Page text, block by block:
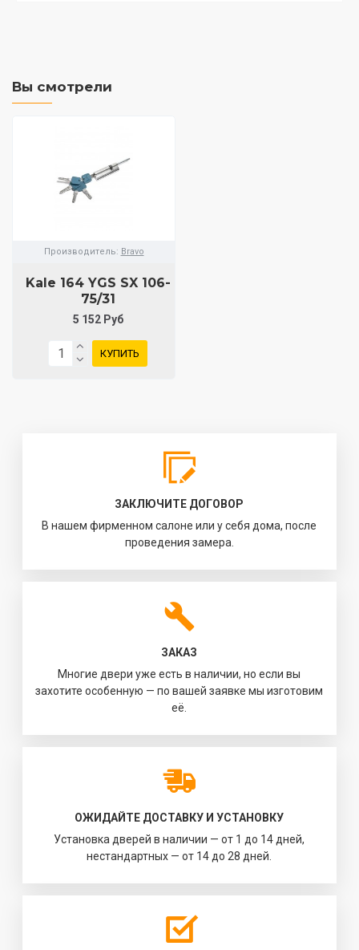
Вы смотрели
Производитель: Bravo
Kale 164 YGS SX 106-
75/31
5 152 Руб
КУПИТЬ
ЗАКЛЮЧИТЕ ДОГОВОР
В нашем фирменном салоне или у себя дома, после
проведения замера.
ЗАКАЗ
Многие двери уже есть в наличии, но если вы
захотите особенную — по вашей заявке мы изготовим
её.
ОЖИДАЙТЕ ДОСТАВКУ И УСТАНОВКУ
Установка дверей в наличии — от 1 до 14 дней,
нестандартных — от 14 до 28 дней.